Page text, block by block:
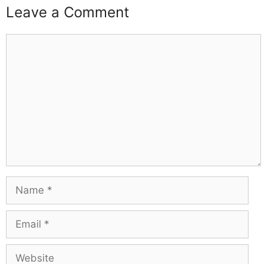
Leave a Comment